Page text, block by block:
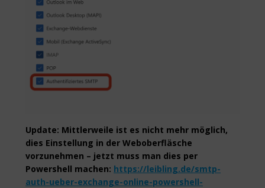
Update: Mittlerweile ist es nicht mehr möglich,
dies Einstellung in der Weboberfläsche
vorzunehmen – jetzt muss man dies per
Powershell machen: https://leibling.de/smtp-
auth-ueber-exchange-online-powershell-